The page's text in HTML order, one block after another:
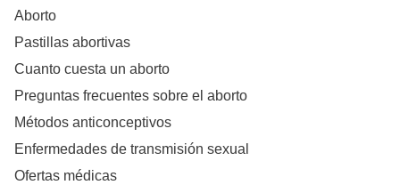
Aborto
Pastillas abortivas
Cuanto cuesta un aborto
Preguntas frecuentes sobre el aborto
Métodos anticonceptivos
Enfermedades de transmisión sexual
Ofertas médicas